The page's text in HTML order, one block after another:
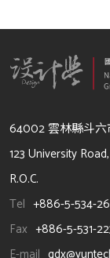
64002 雲林縣斗六
123 University
R.O.C.
Tel +886-5-534-
Fax +886-5-531-